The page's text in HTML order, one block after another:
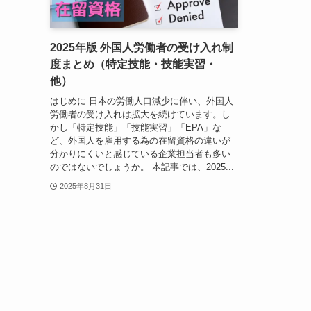
2025年版 外国人労働者の受け入れ制
度まとめ（特定技能・技能実習・
他）
はじめに 日本の労働人口減少に伴い、外国人
労働者の受け入れは拡大を続けています。し
かし「特定技能」「技能実習」「EPA」な
ど、外国人を雇用する為の在留資格の違いが
分かりにくいと感じている企業担当者も多い
のではないでしょうか。 本記事では、2025...
2025年8月31日